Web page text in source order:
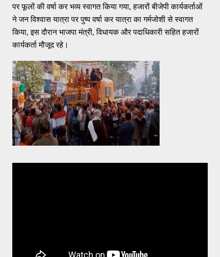
पर फूलों की वर्षा कर भव्य स्वागत किया गया, हजारों बीजेपी कार्यकर्ताओं
ने जन विश्वास यात्रा पर पुष्प वर्षा कर यात्रा का गर्मजोशी से स्वागत
किया, इस दौरान भाजपा मंत्री, विधायक और पदाधिकारी सहित हजारों
कार्यकर्ता मौजूद रहे।